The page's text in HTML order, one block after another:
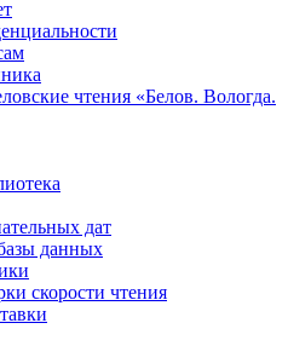
чтения «Белов. Вологда.
дат
данных
скорости чтения